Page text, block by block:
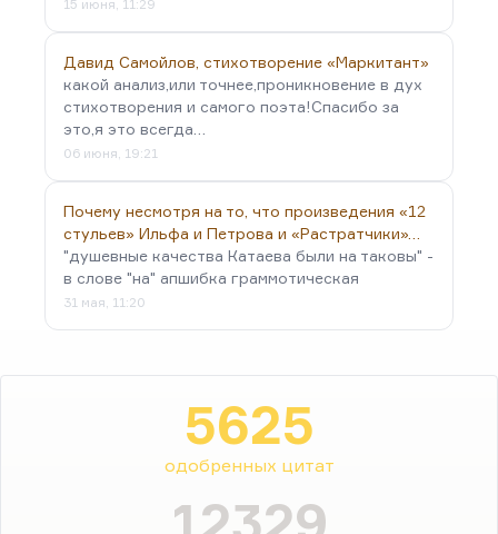
15 июня, 11:29
Давид Самойлов, стихотворение «Маркитант»
какой анализ,или точнее,проникновение в дух
стихотворения и самого поэта!Спасибо за
это,я это всегда…
06 июня, 19:21
Почему несмотря на то, что произведения «12
стульев» Ильфа и Петрова и «Растратчики»…
"душевные качества Катаева были на таковы" -
в слове "на" апшибка граммотическая
31 мая, 11:20
5625
одобренных цитат